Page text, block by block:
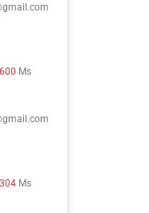
Ms
Ms